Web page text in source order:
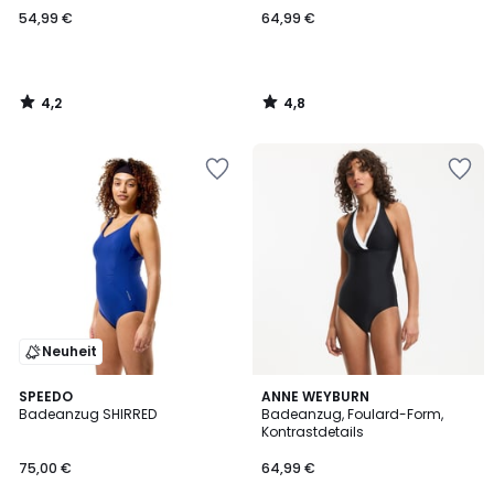
54,99 €
4,2
/
64,99 €
4,8
/
Neuheit
SPEEDO
Badeanzug SHIRRED
75,00 €
2
Farben
ANNE WEYBURN
Badeanzug, Foulard-Form,
Kontrastdetails
64,99 €
4,4
/ 5